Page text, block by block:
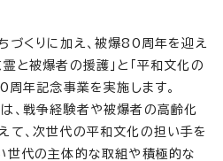
づくりに加え、被爆80周年を迎え
と被爆者の援護」と「平和文化の
周年記念事業を実施します。
、戦争経験者や被爆者の高齢化
て、次世代の平和文化の担い手を
世代の主体的な取組や積極的な